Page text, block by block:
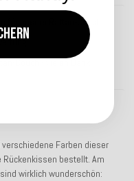
für unsere Rattan-Couch
Couch - vielen Dank!
Farben dieser
bestellt. Am
wirklich wunderschön: